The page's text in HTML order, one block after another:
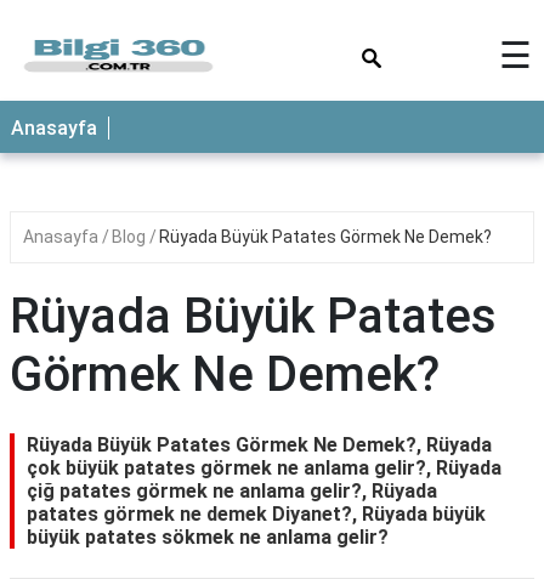
ANASAYFA
☰
Anasayfa
Anasayfa Blog Rüyada Büyük Patates Görmek Ne Demek?
Rüyada Büyük Patates
Görmek Ne Demek?
Rüyada Büyük Patates Görmek Ne Demek?, Rüyada
çok büyük patates görmek ne anlama gelir?, Rüyada
çiğ patates görmek ne anlama gelir?, Rüyada
patates görmek ne demek Diyanet?, Rüyada büyük
büyük patates sökmek ne anlama gelir?